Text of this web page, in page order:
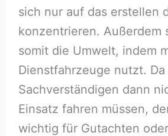
sich nur auf das erstellen
konzentrieren. Außerdem
somit die Umwelt, indem
Dienstfahrzeuge nutzt. Da
Sachverständigen dann
Einsatz fahren müssen,
wichtig für Gutachten oder